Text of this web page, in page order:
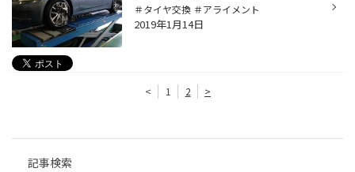
＃タイヤ交換 ＃アライメント
2019年1月14日
< 1 2 >
記事検索